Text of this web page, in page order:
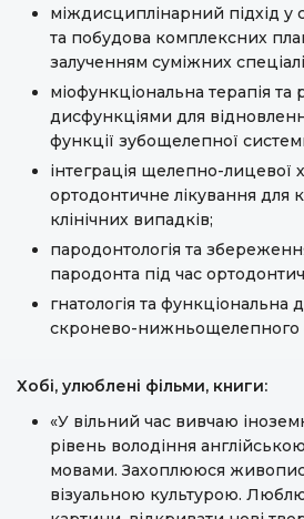
міждисциплінарний підхід у
та побудова комплексних
залученням суміжних
міофункціональна терапія та
дисфункціями для
функції зубощелепної
інтеграція щелепно-лицевої
ортодонтичне лікування для
клінічних випадків;
пародонтологія та
пародонта під час
гнатологія та функціональна
скронево-нижньощелепного
Хобі, улюблені фільми, книги:
«У вільний час вивчаю
рівень володіння
мовами. Захоплююся
візуальною культурою.